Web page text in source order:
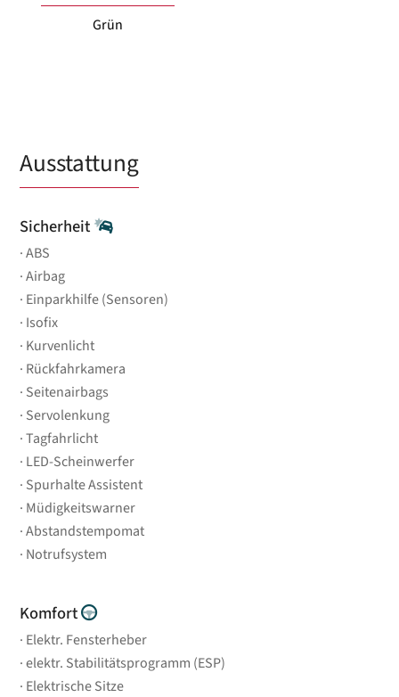
Grün
Ausstattung
Sicherheit
ABS
Airbag
Einparkhilfe (Sensoren)
Isofix
Kurvenlicht
Rückfahrkamera
Seitenairbags
Servolenkung
Tagfahrlicht
LED-Scheinwerfer
Spurhalte Assistent
Müdigkeitswarner
Abstandstempomat
Notrufsystem
Komfort
Elektr. Fensterheber
elektr. Stabilitätsprogramm (ESP)
Elektrische Sitze